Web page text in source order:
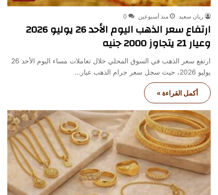
ريان سعيد منذ أسبوعين 0
ارتفاع سعر الذهب اليوم الأحد 26 يوليو 2026
وعيار 21 يتجاوز 2000 جنيه
ارتفع سعر الذهب في السوق المحلي خلال تعاملات مساء اليوم الأحد 26
يوليو 2026، حيث سجل سعر جرام الذهب عيار…
أكمل القراءة »